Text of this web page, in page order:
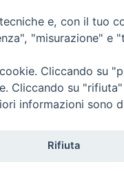
Lipari Santa Lucia
e, con il tuo
"misurazione" e
Cliccando su
Cliccando su
informazioni sono
Rifiuta